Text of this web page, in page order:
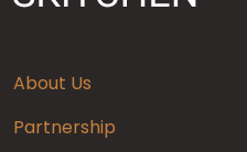
About Us
Partnership